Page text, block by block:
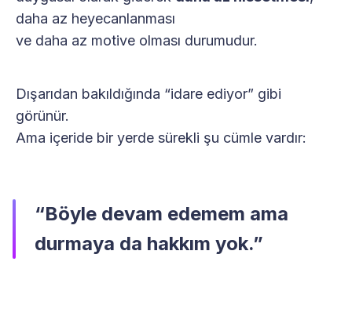
daha az heyecanlanması
ve daha az motive olması durumudur.
Dışarıdan bakıldığında “idare ediyor” gibi
görünür.
Ama içeride bir yerde sürekli şu cümle vardır:
“Böyle devam edemem ama
durmaya da hakkım yok.”